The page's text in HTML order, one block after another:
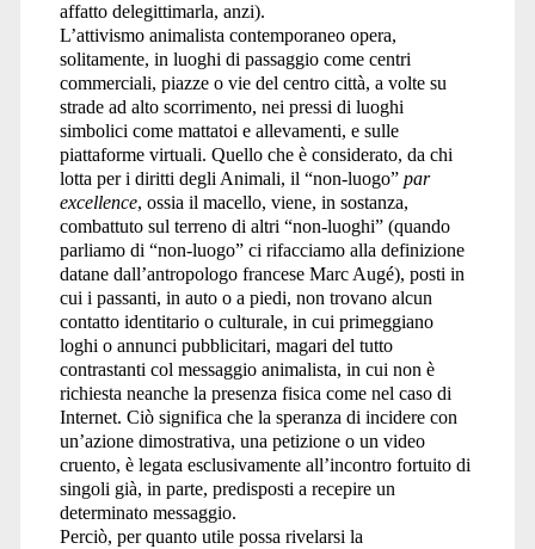
affatto delegittimarla, anzi).
L’attivismo animalista contemporaneo opera,
solitamente, in luoghi di passaggio come centri
commerciali, piazze o vie del centro città, a volte su
strade ad alto scorrimento, nei pressi di luoghi
simbolici come mattatoi e allevamenti, e sulle
piattaforme virtuali. Quello che è considerato, da chi
lotta per i diritti degli Animali, il “non-luogo” par
excellence, ossia il macello, viene, in sostanza,
combattuto sul terreno di altri “non-luoghi” (quando
parliamo di “non-luogo” ci rifacciamo alla definizione
datane dall’antropologo francese Marc Augé), posti in
cui i passanti, in auto o a piedi, non trovano alcun
contatto identitario o culturale, in cui primeggiano
loghi o annunci pubblicitari, magari del tutto
contrastanti col messaggio animalista, in cui non è
richiesta neanche la presenza fisica come nel caso di
Internet. Ciò significa che la speranza di incidere con
un’azione dimostrativa, una petizione o un video
cruento, è legata esclusivamente all’incontro fortuito di
singoli già, in parte, predisposti a recepire un
determinato messaggio.
Perciò, per quanto utile possa rivelarsi la